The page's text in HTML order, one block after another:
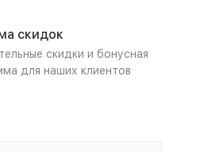
скидок
скидки и бонусная
для наших клиентов